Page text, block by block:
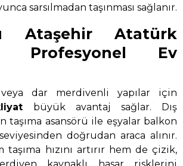
sarsılmadan taşınması sağlanır.
Ataşehir Atatürk
Profesyonel Ev
dar merdivenli yapılar için
büyük avantaj sağlar. Dış
taşıma asansörü ile eşyalar balkon
doğrudan araca alınır.
hızını artırır hem de çizik,